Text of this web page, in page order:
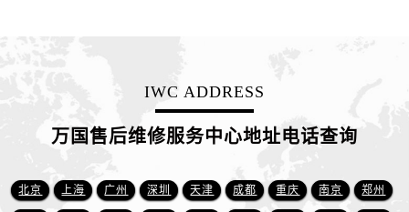
IWC ADDRESS
万国售后维修服务中心地址电话查询
北京 上海 广州 深圳 天津 成都 重庆 南京 郑州